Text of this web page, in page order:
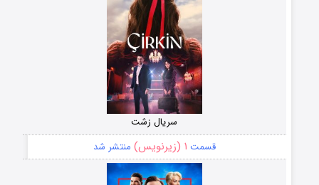
سریال زشت
قسمت ۱ (زیرنویس) منتشر شد